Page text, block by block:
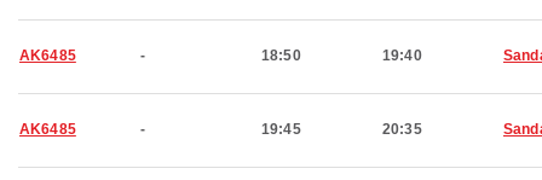
AK6485 - 18:50 19:40
AK6485 - 19:45 20:35